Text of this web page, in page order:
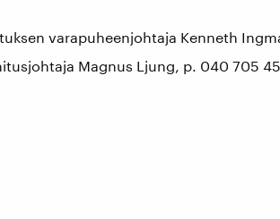
varapuheenjohtaja Kenneth
Magnus Ljung, p. 040 705